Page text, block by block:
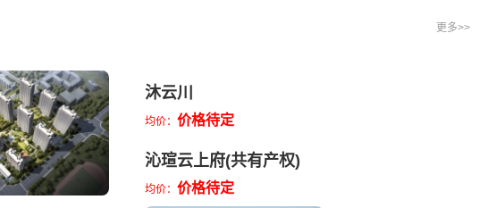
更多>>
沐云川
均价： 价格待定
沁瑄云上府(共有产权)
均价： 价格待定